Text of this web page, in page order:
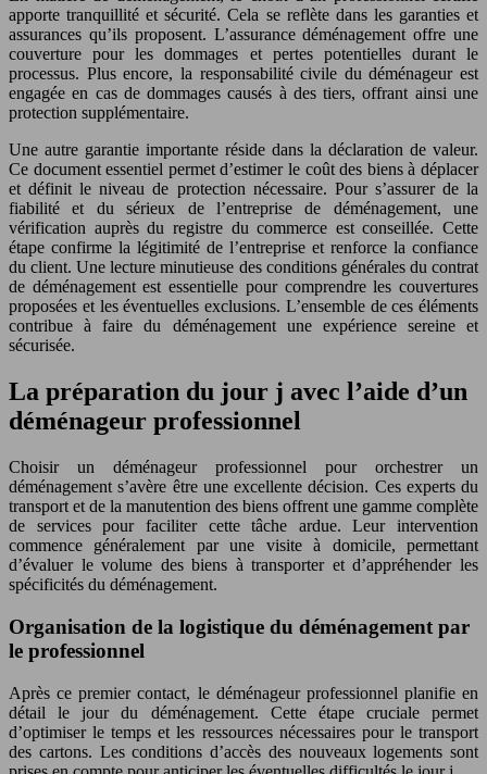
apporte tranquillité et sécurité. Cela se reflète dans les garanties et
assurances qu’ils proposent. L’assurance déménagement offre une
couverture pour les dommages et pertes potentielles durant le
processus. Plus encore, la responsabilité civile du déménageur est
engagée en cas de dommages causés à des tiers, offrant ainsi une
protection supplémentaire.
Une autre garantie importante réside dans la déclaration de valeur.
Ce document essentiel permet d’estimer le coût des biens à déplacer
et définit le niveau de protection nécessaire. Pour s’assurer de la
fiabilité et du sérieux de l’entreprise de déménagement, une
vérification auprès du registre du commerce est conseillée. Cette
étape confirme la légitimité de l’entreprise et renforce la confiance
du client. Une lecture minutieuse des conditions générales du contrat
de déménagement est essentielle pour comprendre les couvertures
proposées et les éventuelles exclusions. L’ensemble de ces éléments
contribue à faire du déménagement une expérience sereine et
sécurisée.
La préparation du jour j avec l’aide d’un
déménageur professionnel
Choisir un déménageur professionnel pour orchestrer un
déménagement s’avère être une excellente décision. Ces experts du
transport et de la manutention des biens offrent une gamme complète
de services pour faciliter cette tâche ardue. Leur intervention
commence généralement par une visite à domicile, permettant
d’évaluer le volume des biens à transporter et d’appréhender les
spécificités du déménagement.
Organisation de la logistique du déménagement par
le professionnel
Après ce premier contact, le déménageur professionnel planifie en
détail le jour du déménagement. Cette étape cruciale permet
d’optimiser le temps et les ressources nécessaires pour le transport
des cartons. Les conditions d’accès des nouveaux logements sont